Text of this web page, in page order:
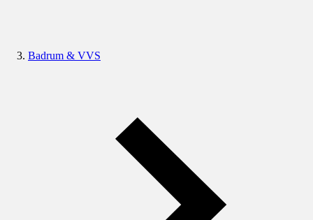
Badrum & VVS